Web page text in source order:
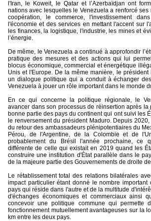
l'Iran, le Koweit, le Qatar et l’Azerbaïdjan ont
nations avec lesquelles le Venezuela a renforcé
coopération, le commerce, l'investissement
l'économie et des services en mettant l'accent sur
les finances, la logistique, l'industrie, les mines et
l’énergie.
De même, le Venezuela a continué à approfondir
pratique des mesures et des actions qui lui
blocus économique, commercial et énergétique
Unis et l'Europe. De la même manière, le
un dialogue politique qui a conduit à échanger
Venezuela à jouer un rôle important dans le monde
En ce qui concerne la politique régionale, le
avancer dans son processus de réinsertion après la
bonne partie des pays du continent qui ont suivi les
le renversement du président Maduro. Depuis
du retour des ambassadeurs plénipotentiaires du
Pérou, de l'Argentine, de la Colombie et de
probablement du Brésil l'année prochaine, ce
différente de celle qui existait en 2019 quand les
construire une institution d'État parallèle dans le
de la majeure partie des Gouvernements de droite
Le rétablissement total des relations bilatérales
impact particulier étant donné le nombre important
pays qui réside dans l'autre et de la multitude
d'échanges économiques et commerciaux ainsi
concevoir une politique commune qui permette
fonctionnement mutuellement avantageuses sur la
km entre les deux pays.